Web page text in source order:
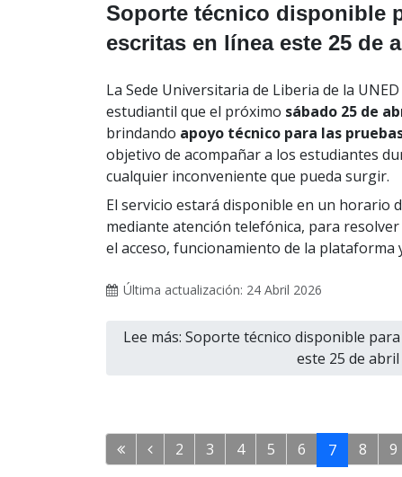
Soporte técnico disponible
escritas en línea este 25 de
La Sede Universitaria de Liberia de la
estudiantil que el próximo sábado 25 de
brindando apoyo técnico para las
objetivo de acompañar a los estudiantes
cualquier inconveniente que pueda surgir.
El servicio estará disponible en un horario
mediante atención telefónica, para
el acceso, funcionamiento de la plataforma
Última actualización: 24 Abril 2026
Lee más: Soporte técnico disponible
este 25 de abril
2 3 4 5 6 7 8 9